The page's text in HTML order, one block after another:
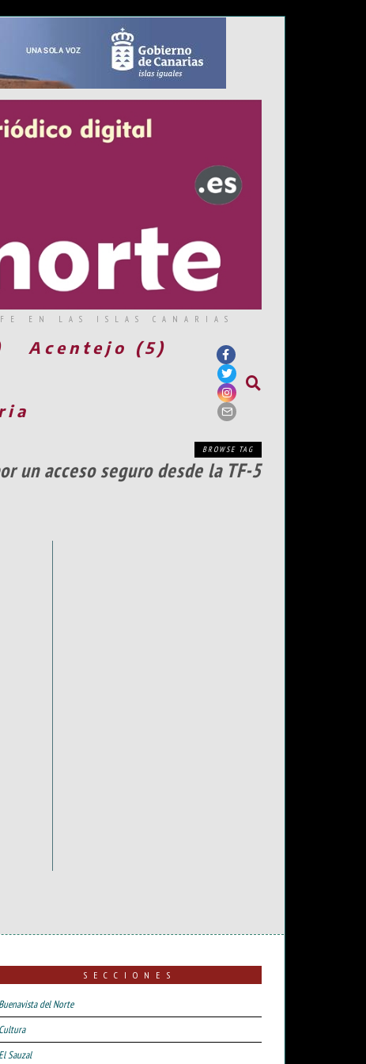
EN LAS ISLAS CANARIAS
Acentejo (5)
BROWSE TAG
un acceso seguro desde la TF-5
SECCIONES
Buenavista del Norte
Cultura
El Sauzal